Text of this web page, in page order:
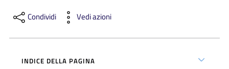
e
S
Condividi Vedi azioni
INDICE DELLA PAGINA